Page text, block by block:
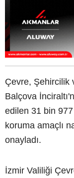
Çevre, Şehircilik
Balçova
edilen 31 bin
koruma amaçlı
onayladı.
İzmir Valiliği